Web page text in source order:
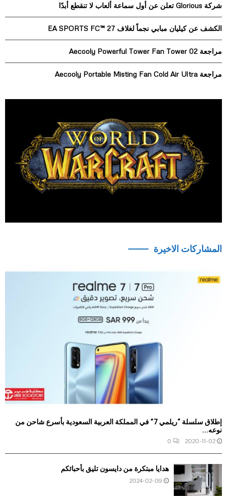
:
C
H
شركة Glorious تعلن عن أول سماعة ألعاب لا تنقطع أبدًا
الكشف عن كيليان مبابي نجماً لغلاف EA SPORTS FC™ 27
مراجعة Aecooly Powerful Tower Fan Tower 02
مراجعة Aecooly Portable Misting Fan Cold Air Ultra
المشاركات الاخيرة
إطلاق سلسلة “ريلمي 7” في المملكة العربية السعودية بأسرع شاحن من
نوعه...
2020-11-02
0
هدايا مبتكرة من دايسون تليق بأحبائكم
2024-02-09